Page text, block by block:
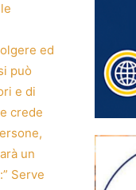
ed
può
e di
crede
un
Serve